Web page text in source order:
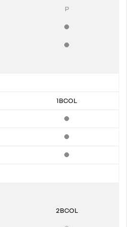
P
Standardvarustus
Standardvarustus
1BCOL
Standardvarustus
Standardvarustus
Standardvarustus
2BCOL